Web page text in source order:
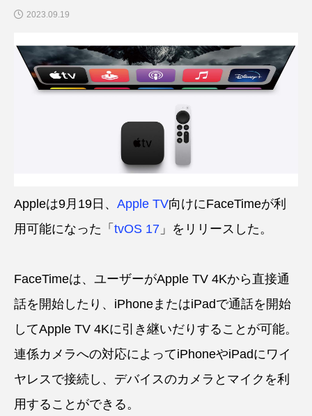
2023.09.19
Appleは9月19日、 Apple TV向けにFaceTimeが利
用可能になった「 tvOS 17 」をリリースした。
FaceTimeは、ユーザーがApple TV 4Kから直接通
話を開始したり、iPhoneまたはiPadで通話を開始
してApple TV 4Kに引き継いだりすることが可能。
連係カメラへの対応によってiPhoneやiPadにワイ
ヤレスで接続し、デバイスのカメラとマイクを利
用することができる。